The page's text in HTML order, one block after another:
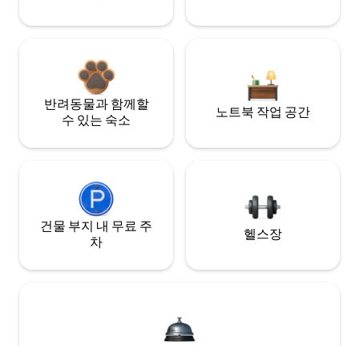
반려동물과 함께할
수 있는 숙소
노트북 작업 공간
건물 부지 내 무료 주
차
헬스장